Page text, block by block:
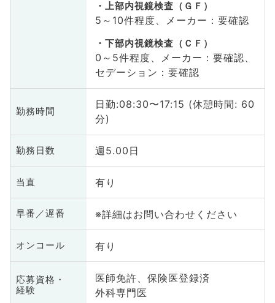
上部内視鏡検査（ＧＦ）
5～10件程度、メーカー：要確認
下部内視鏡検査（ＣＦ）
0～5件程度、メーカー：要確認、
セデーション：要確認
勤務時間
日勤:08:30〜17:15 (休憩時間: 60
分)
勤務日数 週5.00日
当直 有り
早番／遅番 ※詳細はお問い合わせください
オンコール 有り
応募資格・
経験
医師免許、保険医登録済
外科専門医